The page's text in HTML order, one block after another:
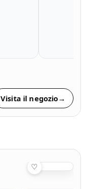
Visita il negozio→
♡